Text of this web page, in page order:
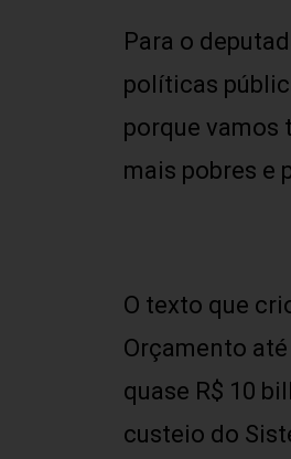
Para o
políticas
porque vamos
mais pobres e
O texto que
Orçamento
quase R$ 10
custeio do